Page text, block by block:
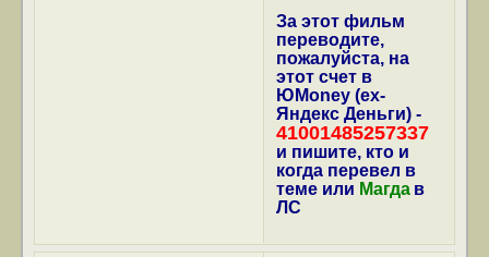
За этот фильм
переводите,
пожалуйста, на
этот счет в
ЮMoney (ex-
Яндекс Деньги) -
41001485257337
и пишите, кто и
когда перевел в
теме или Магда в
ЛС